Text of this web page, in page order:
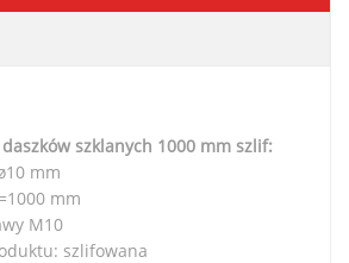
szklanych 1000 mm szlif:
mm
mm
M10
szlifowana